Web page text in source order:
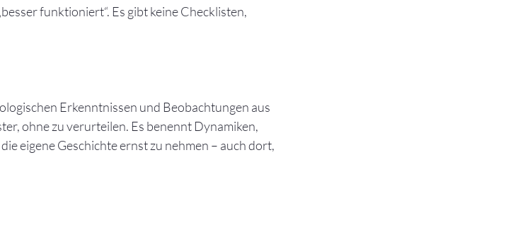
funktioniert“. Es gibt keine Checklisten,
Erkenntnissen und Beobachtungen aus
ohne zu verurteilen. Es benennt Dynamiken,
eigene Geschichte ernst zu nehmen – auch dort,